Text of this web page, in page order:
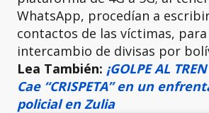
WhatsApp, procedían a
contactos de las víctimas,
intercambio de divisas por
Lea También: ¡GOLPE AL
Cae “CRISPETA” en un
policial en Zulia